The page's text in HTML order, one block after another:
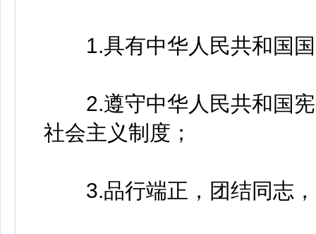
1.具有中华人民共和国国
2.遵守中华人民共和国宪
社会主义制度；
3.品行端正，团结同志，